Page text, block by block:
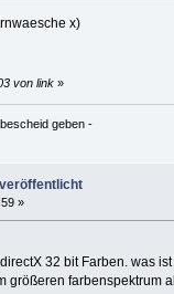
x)
von link»
geben -
veröffentlicht
»
32 bit Farben. was
größeren farbenspektrum